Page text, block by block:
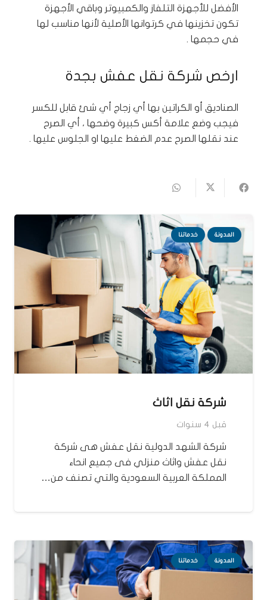
الأفضل للأجهزة التلفاز والكمبيوتر وباقي الأجهزة
تكون تخزينها في كرتوانها الأصلية لأنها مناسب لها
في حجمها .
ارخص شركة نقل عفش بجدة
الصناديق أو الكراتين بها أي زجاج أي شئ قابل للكسر
فيجب وضع علامة أكس كبيرة وضحها ، أي الصرح
عند نقلها الصرح عدم الضغط عليها او الجلوس عليها .
المدونة خدماتنا
شركة نقل اثاث
قبل 4 سنوات
شركة الشهد الدولية نقل عفش هى شركة
نقل عفش واثاث منزلي فى جميع انحاء
المملكة العربية السعودية والتي تصنف من…
المدونة خدماتنا